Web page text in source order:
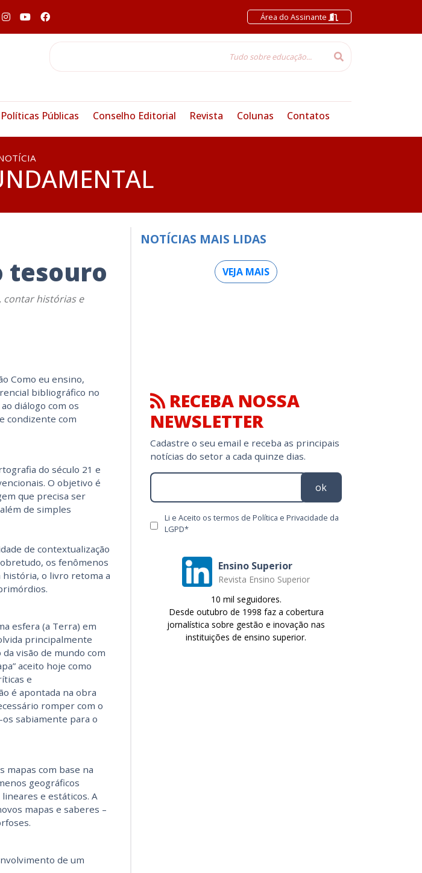
Área do Assinante
Políticas Públicas Conselho Editorial Revista Colunas Contatos
tesouro
contar histórias e
Como eu ensino,
bibliográfico no
diálogo com os
condizente com
do século 21 e
O objetivo é
que precisa ser
de simples
de contextualização
os fenômenos
história, o livro retoma a
esfera (a Terra) em
principalmente
visão de mundo com
aceito hoje como
e
é apontada na obra
romper com o
sabiamente para o
mapas com base na
geográficos
e estáticos. A
mapas e saberes –
de um
NOTÍCIAS MAIS LIDAS
VEJA MAIS
RECEBA NOSSA
NEWSLETTER
Cadastre o seu email e receba as principais
notícias do setor a cada quinze dias.
ok
Li e Aceito os termos de Política e Privacidade da
LGPD*
Ensino Superior
Revista Ensino Superior
10 mil seguidores.
Desde outubro de 1998 faz a cobertura
jornalística sobre gestão e inovação nas
instituições de ensino superior.